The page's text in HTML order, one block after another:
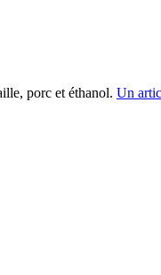
porc et éthanol. Un